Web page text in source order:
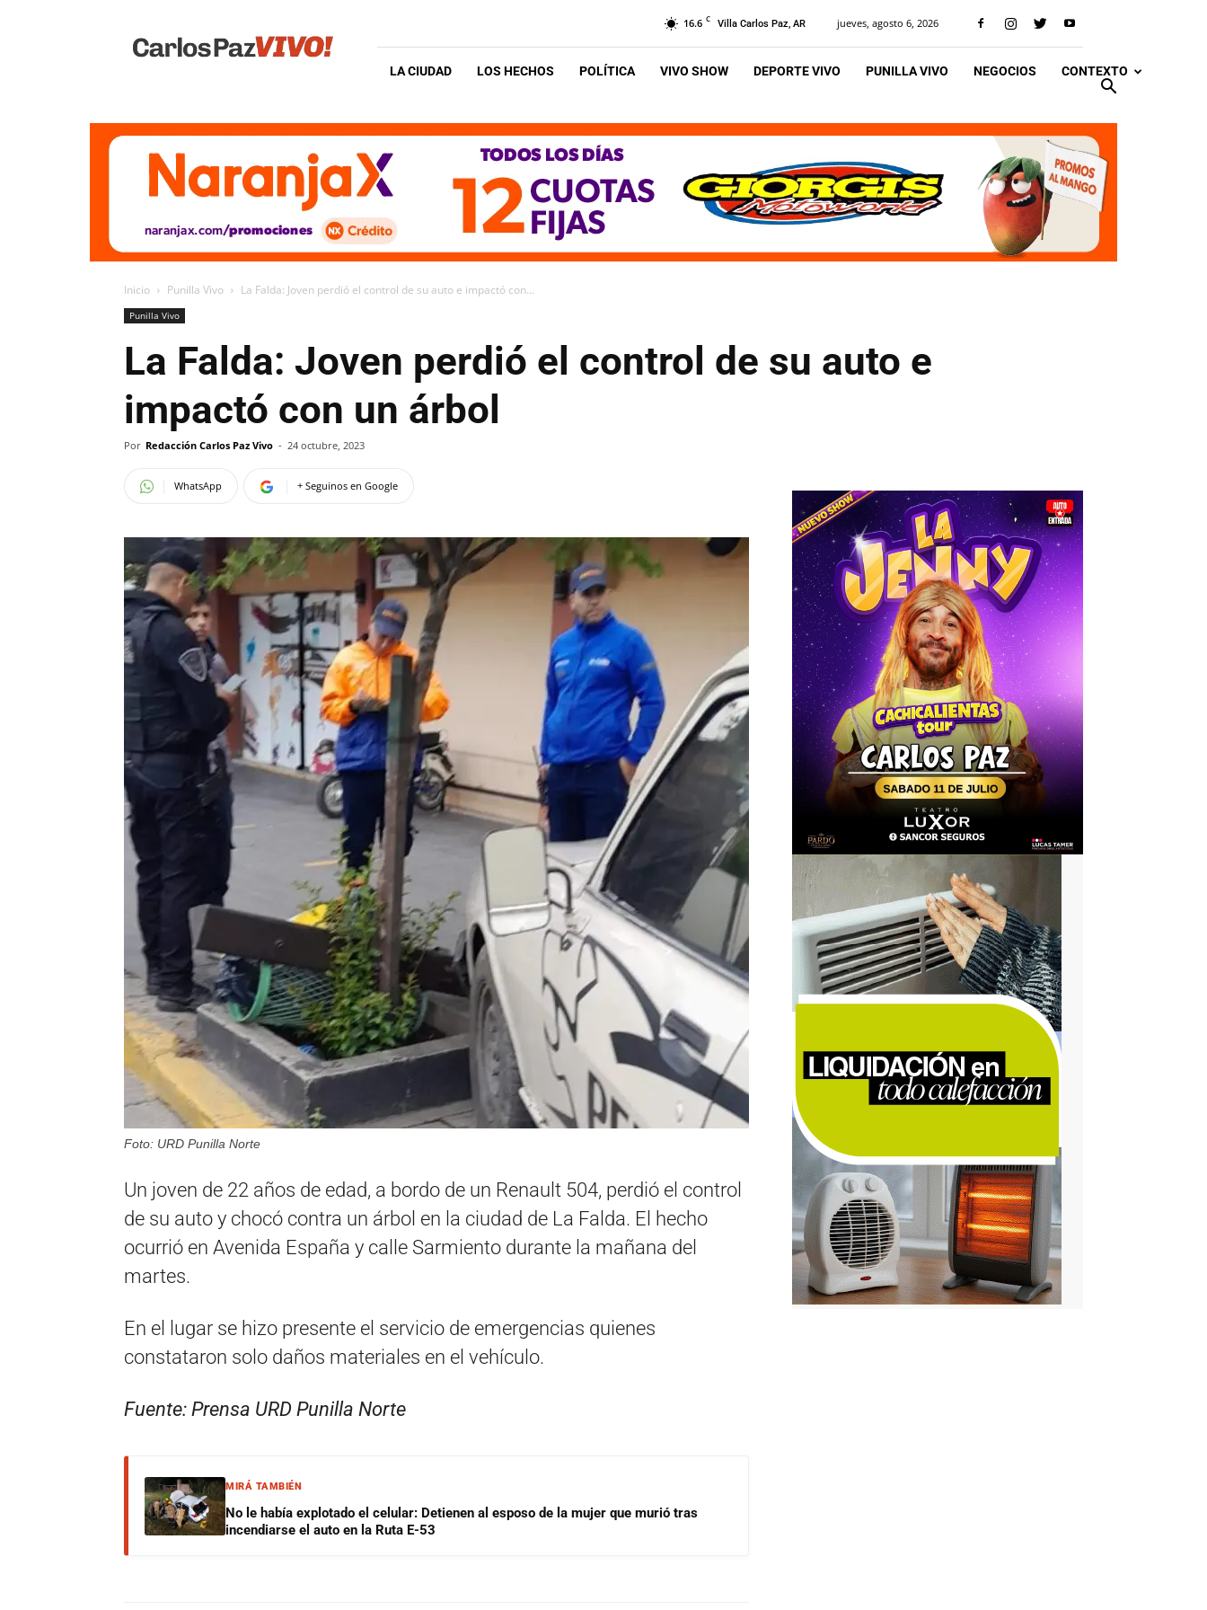
Vivo
16.6 C Villa Carlos Paz, AR jueves, agosto 6, 2026
LA CIUDAD LOS HECHOS POLÍTICA VIVO SHOW DEPORTE VIVO PUNILLA VIVO NEGOCIOS CONTEXTO
Inicio Punilla Vivo La Falda: Joven perdió el control de su auto e impactó con...
Punilla Vivo
La Falda: Joven perdió el control de su auto e
impactó con un árbol
Por Redacción Carlos Paz Vivo - 24 octubre, 2023
WhatsApp + Seguinos en Google
Foto: URD Punilla Norte
Un joven de 22 años de edad, a bordo de un Renault 504, perdió el control
de su auto y chocó contra un árbol en la ciudad de La Falda. El hecho
ocurrió en Avenida España y calle Sarmiento durante la mañana del
martes.
En el lugar se hizo presente el servicio de emergencias quienes
constataron solo daños materiales en el vehículo.
Fuente: Prensa URD Punilla Norte
MIRÁ TAMBIÉN
No le había explotado el celular: Detienen al esposo de la mujer que murió tras
incendiarse el auto en la Ruta E-53